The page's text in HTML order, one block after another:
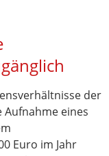
der
eines
Euro im Jahr